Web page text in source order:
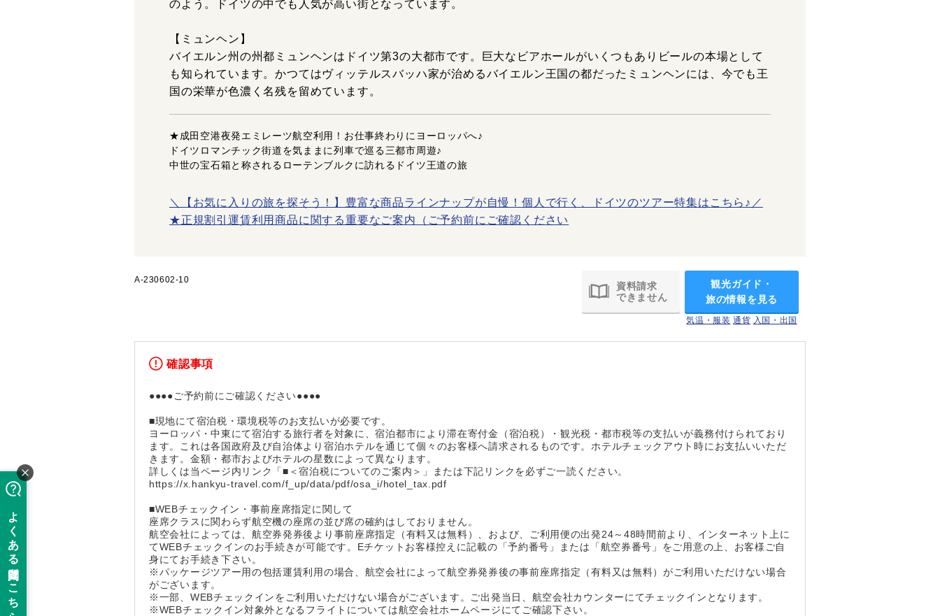
のよう。ドイツの中でも人気が高い街となっています。
【ミュンヘン】
バイエルン州の州都ミュンヘンはドイツ第3の大都市です。巨大なビアホールがいくつもありビールの本場として
も知られています。かつてはヴィッテルスバッハ家が治めるバイエルン王国の都だったミュンヘンには、今でも王
国の栄華が色濃く名残を留めています。
★成田空港夜発エミレーツ航空利用！お仕事終わりにヨーロッパへ♪
ドイツロマンチック街道を気ままに列車で巡る三都市周遊♪
中世の宝石箱と称されるローテンブルクに訪れるドイツ王道の旅
＼【お気に入りの旅を探そう！】豊富な商品ラインナップが自慢！個人で行く、ドイツのツアー特集はこちら♪／
★正規割引運賃利用商品に関する重要なご案内（ご予約前にご確認ください
A-230602-10
資料請求
できません
観光ガイド・
旅の情報を見る
気温・服装 通貨 入国・出国
確認事項
●●●●ご予約前にご確認ください●●●●
■現地にて宿泊税・環境税等のお支払いが必要です。
ヨーロッパ・中東にて宿泊する旅行者を対象に、宿泊都市により滞在寄付金（宿泊税）・観光税・都市税等の支払いが義務付けられており
ます。これは各国政府及び自治体より宿泊ホテルを通じて個々のお客様へ請求されるものです。ホテルチェックアウト時にお支払いいただ
きます。金額・都市およびホテルの星数によって異なります。
詳しくは当ページ内リンク「■＜宿泊税についてのご案内＞」または下記リンクを必ずご一読ください。
https://x.hankyu-travel.com/f_up/data/pdf/osa_i/hotel_tax.pdf
■WEBチェックイン・事前座席指定に関して
座席クラスに関わらず航空機の座席の並び席の確約はしておりません。
航空会社によっては、航空券発券後より事前座席指定（有料又は無料）、および、ご利用便の出発24～48時間前より、インターネット上に
てWEBチェックインのお手続きが可能です。Eチケットお客様控えに記載の「予約番号」または「航空券番号」をご用意の上、お客様ご自
身にてお手続き下さい。
※パッケージツアー用の包括運賃利用の場合、航空会社によって航空券発券後の事前座席指定（有料又は無料）がご利用いただけない場合
がございます。
※一部、WEBチェックインをご利用いただけない場合がございます。ご出発当日、航空会社カウンターにてチェックインとなります。
※WEBチェックイン対象外となるフライトについては航空会社ホームページにてご確認下さい。